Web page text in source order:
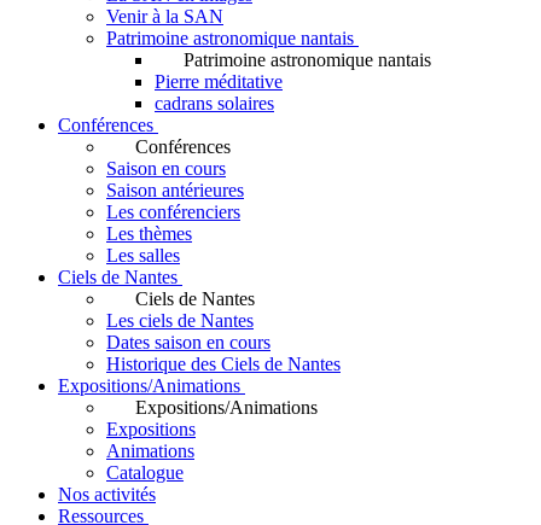
Venir à la SAN
Patrimoine astronomique nantais
Patrimoine astronomique nantais
Pierre méditative
cadrans solaires
Conférences
Conférences
Saison en cours
Saison antérieures
Les conférenciers
Les thèmes
Les salles
Ciels de Nantes
Ciels de Nantes
Les ciels de Nantes
Dates saison en cours
Historique des Ciels de Nantes
Expositions/Animations
Expositions/Animations
Expositions
Animations
Catalogue
Nos activités
Ressources